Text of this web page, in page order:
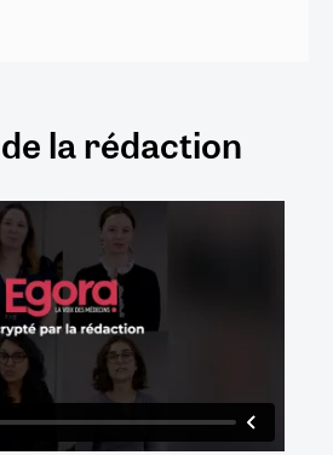
la rédaction